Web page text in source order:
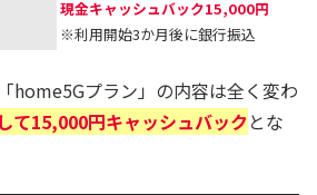
現金キャッシュバック15,000円
※利用開始3か月後に銀行振込
home5Gプラン」の内容は全く変わ
て15,000円キャッシュバックとな